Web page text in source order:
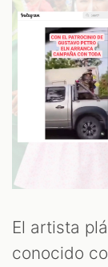
El artista
conocido